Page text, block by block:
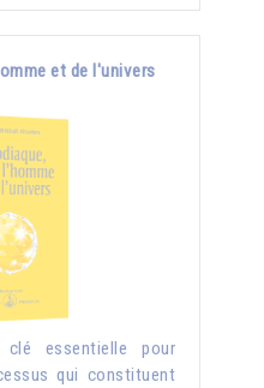
et de l'univers
essentielle pour
qui constituent